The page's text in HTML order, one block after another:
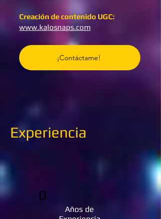
Creación de contenido UGC:
www.kalosnaps.com
¡Contáctame!
Experiencia
Años de
0